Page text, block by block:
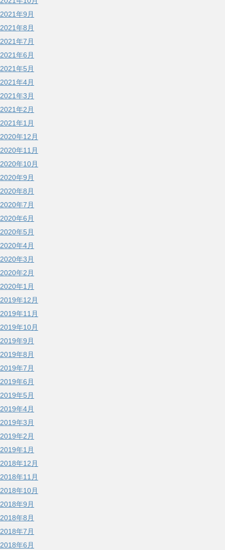
2021年9月
2021年8月
2021年7月
2021年6月
2021年5月
2021年4月
2021年3月
2021年2月
2021年1月
2020年12月
2020年11月
2020年10月
2020年9月
2020年8月
2020年7月
2020年6月
2020年5月
2020年4月
2020年3月
2020年2月
2020年1月
2019年12月
2019年11月
2019年10月
2019年9月
2019年8月
2019年7月
2019年6月
2019年5月
2019年4月
2019年3月
2019年2月
2019年1月
2018年12月
2018年11月
2018年10月
2018年9月
2018年8月
2018年7月
2018年6月